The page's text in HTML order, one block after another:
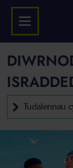
Tudalennau